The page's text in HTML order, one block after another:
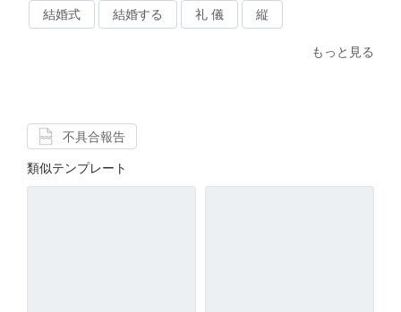
結婚式 結婚する 礼 儀 縦
もっと見る
不具合報告
類似テンプレート